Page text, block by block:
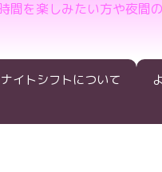
を楽しみたい方や夜間
ナイトシフトについて